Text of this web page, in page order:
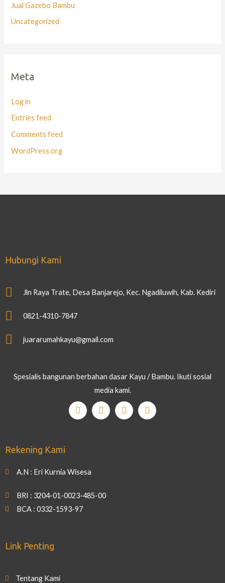
Jual Gazebo Bambu
Uncategorized
Meta
Log in
Entries feed
Comments feed
WordPress.org
Hubungi Kami
Jln Raya Trate, Desa Banjarejo, Kec. Ngadiluwih, Kab. Kediri
0821-4310-7847
juararumahkayu@gmail.com
Spesialis bangunan berbahan dasar Kayu / Bambu. Ikuti sosial
media kami.
Rekening Kami
A.N : Eri Kurnia Wisesa
BRI : 3204-01-0023-485-00
BCA : 0332-1593-97
Link Penting
Tentang Kami